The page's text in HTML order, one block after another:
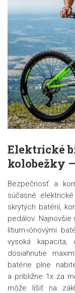
Elektrické
kolobežky
Bezpečnosť a
súčasné
skrytých batérií,
pedálov.
lítium-iónovými
vysoká
dosiahnutie
batérie plne
a približne 1x za
môže líšiť na